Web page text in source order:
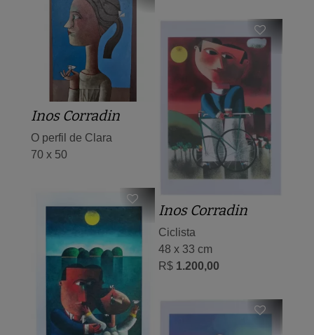
Inos Corradin
O perfil de Clara
70 x 50
Inos Corradin
Ciclista
48 x 33 cm
R$ 1.200,00